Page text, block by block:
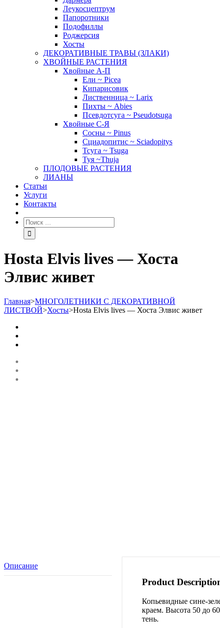
Леукосцептрум
Папоротники
Подофиллы
Роджерсия
Хосты
ДЕКОРАТИВНЫЕ ТРАВЫ (ЗЛАКИ)
ХВОЙНЫЕ РАСТЕНИЯ
Хвойные А-П
Ели ~ Picea
Кипарисовик
Лиственница ~ Larix
Пихты ~ Abies
Псевдотсуга ~ Pseudotsuga
Хвойные С-Я
Сосны ~ Pinus
Сциадопитис ~ Sciadopitys
Тсуга ~ Tsuga
Туя ~Thuja
ПЛОДОВЫЕ РАСТЕНИЯ
ЛИАНЫ
Статьи
Услуги
Контакты
Hosta Еlvis lives — Хоста
Элвис живет
Главная>МНОГОЛЕТНИКИ С ДЕКОРАТИВНОЙ
ЛИСТВОЙ>Хосты>Hosta Еlvis lives — Хоста Элвис живет
Описание
Product
Копьевидные сине-
краем. Высота 50 до
тень.